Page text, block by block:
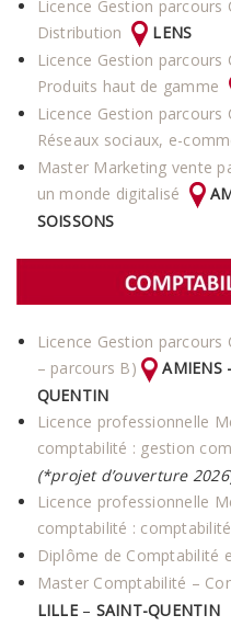
Licence Gestion
Distribution
LENS
Licence Gestion
Produits haut de gamme
Licence Gestion
Réseaux sociaux, e-
Master Marketing vente
un monde digitalisé
SOISSONS
Licence Gestion
– parcours B)
AMIENS
QUENTIN
Licence professionnelle
comptabilité : gestion
(*projet d’ouverture 2026
Licence professionnelle
comptabilité :
Diplôme de Comptabilité
Master Comptabilité –
LILLE – SAINT-QUENTIN